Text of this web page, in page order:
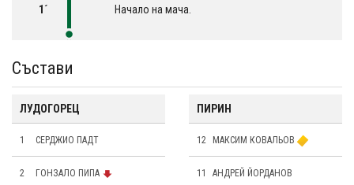
1´ Начало на мача.
Състави
ЛУДОГОРЕЦ
1 СЕРДЖИО ПАДТ
2 ГОНЗАЛО ПИПА
ПИРИН
12 МАКСИМ КОВАЛЬОВ
11 АНДРЕЙ ЙОРДАНОВ